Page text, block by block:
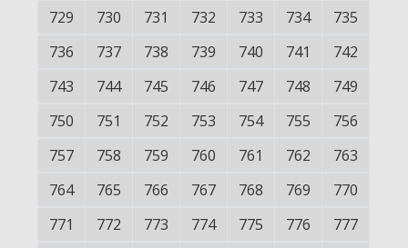
729
730 731 732 733 734
735
736
737 738 739 740 741
742
743
744 745 746 747 748
749
750
751 752 753 754 755
756
757
758 759 760 761 762
763
764
765 766 767 768 769
770
771
772 773 774 775 776
777